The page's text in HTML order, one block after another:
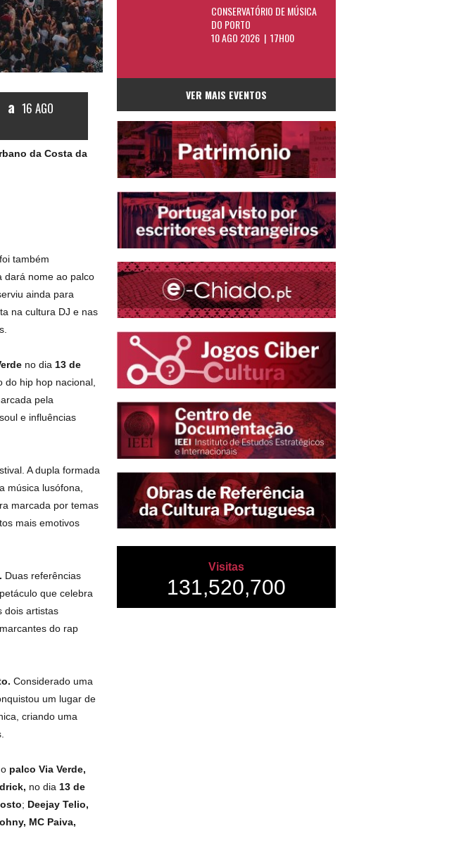
a 16 AGO
da Costa da
também
dará nome ao palco
ainda para
na cultura DJ e nas
no dia 13 de
do hip hop nacional,
pela
e influências
A dupla formada
música lusófona,
marcada por temas
mais emotivos
Duas referências
que celebra
dois artistas
do rap
Considerado uma
um lugar de
criando uma
palco Via Verde,
no dia 13 de
; Deejay Telio,
MC Paiva,
CONSERVATÓRIO DE MÚSICA
DO PORTO
10 AGO 2026 | 17H00
VER MAIS EVENTOS
Visitas
131,520,700